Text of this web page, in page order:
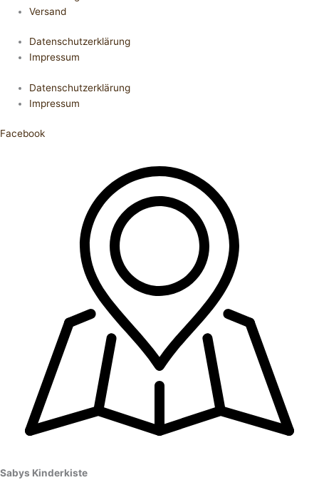
Versand
Datenschutzerklärung
Impressum
Datenschutzerklärung
Impressum
Facebook
Sabys Kinderkiste